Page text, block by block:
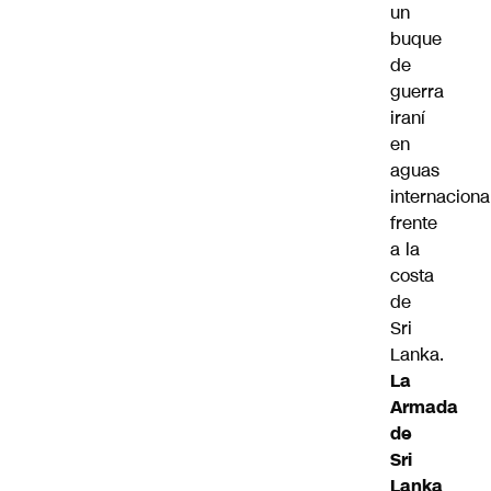
un
buque
de
guerra
iraní
en
aguas
frente
a la
costa
de
Sri
Lanka.
La
Armada
de
Sri
Lanka